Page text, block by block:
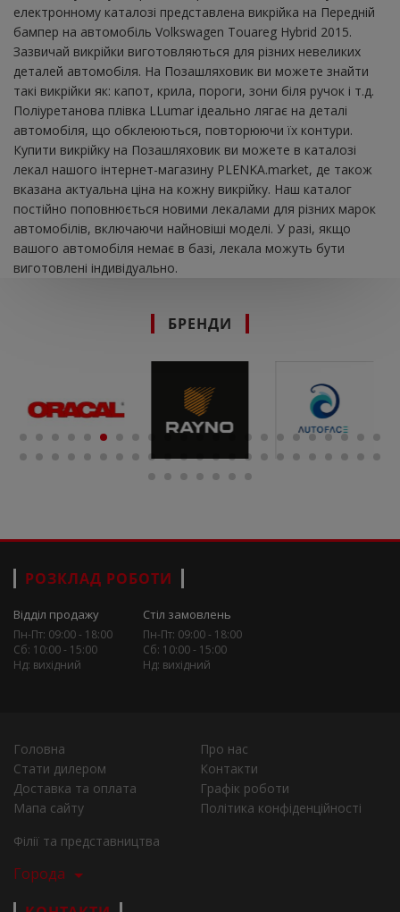
електронному каталозі представлена ​​викрійка на Передній
бампер на автомобіль Volkswagen Touareg Hybrid 2015.
Зазвичай викрійки виготовляються для різних невеликих
деталей автомобіля. На Позашляховик ви можете знайти
такі викрійки як: капот, крила, пороги, зони біля ручок і т.д.
Поліуретанова плівка LLumar ідеально лягає на деталі
автомобіля, що обклеюються, повторюючи їх контури.
Купити викрійку на Позашляховик ви можете в каталозі
лекал нашого інтернет-магазину PLENKA.market, де також
вказана актуальна ціна на кожну викрійку. Наш каталог
постійно поповнюється новими лекалами для різних марок
автомобілів, включаючи найновіші моделі. У разі, якщо
вашого автомобіля немає в базі, лекала можуть бути
виготовлені індивідуально.
БРЕНДИ
РОЗКЛАД РОБОТИ
Відділ продажу
Пн-Пт: 09:00 - 18:00
Сб: 10:00 - 15:00
Нд: вихідний
Стіл замовлень
Пн-Пт: 09:00 - 18:00
Сб: 10:00 - 15:00
Нд: вихідний
Головна
Про нас
Стати дилером
Контакти
Доставка та оплата
Графік роботи
Мапа сайту
Політика конфіденційності
Філії та представництва
Города